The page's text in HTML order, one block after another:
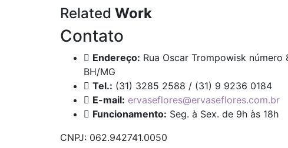
Related Work
Contato
Endereço: Rua Oscar Trompowisk
BH/MG
Tel.: (31) 3285 2588 / (31) 9 9236 0184
E-mail: ervaseflores@ervaseflores.com.br
Funcionamento: Seg. à Sex. de 9h às 18h
CNPJ: 062.942741.0050